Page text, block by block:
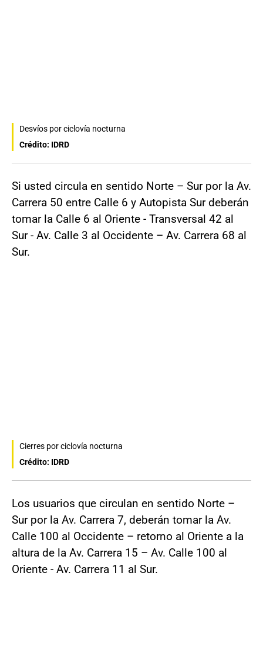
Desvíos por ciclovía nocturna
Crédito: IDRD
Si usted circula en sentido Norte – Sur por la Av.
Carrera 50 entre Calle 6 y Autopista Sur deberán
tomar la Calle 6 al Oriente - Transversal 42 al
Sur - Av. Calle 3 al Occidente – Av. Carrera 68 al
Sur.
Cierres por ciclovía nocturna
Crédito: IDRD
Los usuarios que circulan en sentido Norte –
Sur por la Av. Carrera 7, deberán tomar la Av.
Calle 100 al Occidente – retorno al Oriente a la
altura de la Av. Carrera 15 – Av. Calle 100 al
Oriente - Av. Carrera 11 al Sur.